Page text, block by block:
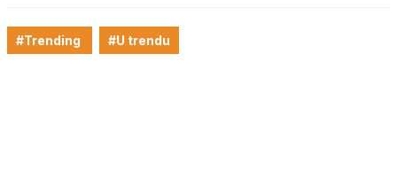
#Trending #U trendu